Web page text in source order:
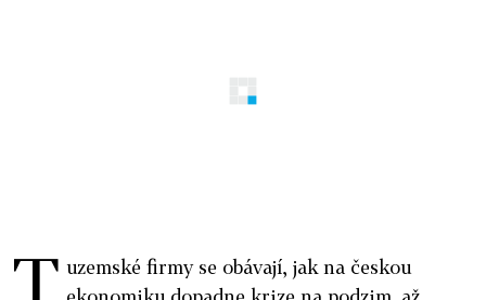
T uzemské firmy se obávají, jak na českou